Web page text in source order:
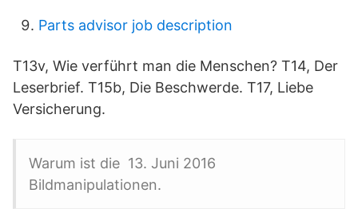
Parts advisor job description
T13v, Wie verführt man die Menschen? T14, Der
Leserbrief. T15b, Die Beschwerde. T17, Liebe
Versicherung.
Warum ist die 13. Juni 2016
Bildmanipulationen.